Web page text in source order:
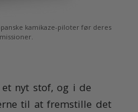
kamikaze-piloter før deres
nyt stof, og i de
til at fremstille det